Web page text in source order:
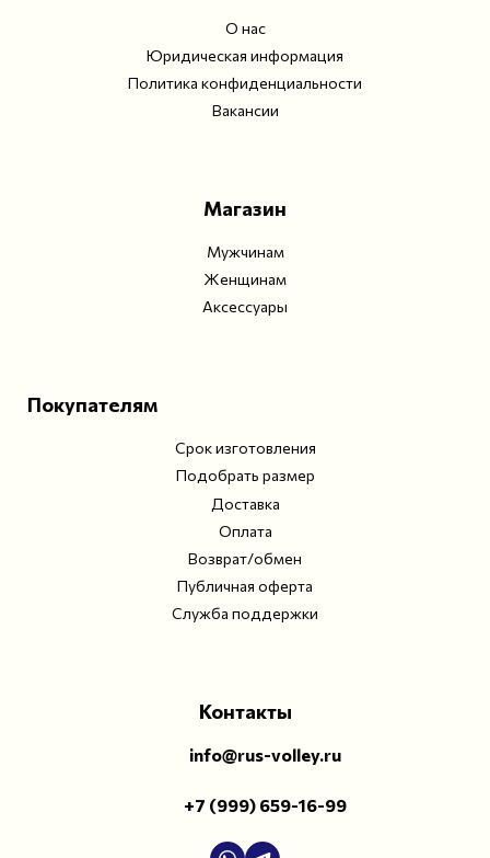
О нас
Юридическая информация
Политика конфиденциальности
Вакансии
Магазин
Мужчинам
Женщинам
Аксессуары
Покупателям
Срок изготовления
Подобрать размер
Доставка
Оплата
Возврат/обмен
Публичная оферта
Служба поддержки
Контакты
info@rus-volley.ru
+7 (999) 659-16-99